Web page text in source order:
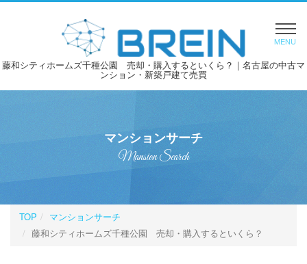
MENU
藤和シティホームズ千種公園 売却・購入するといくら？｜名古屋の中古マ
ンション・新築戸建て売買
マンションサーチ
Mansion Search
TOP
マンションサーチ
藤和シティホームズ千種公園 売却・購入するといくら？